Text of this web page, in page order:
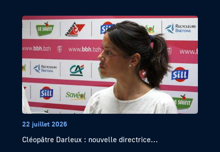
22 juillet 2026
Cléopâtre Darleux : nouvelle directrice...